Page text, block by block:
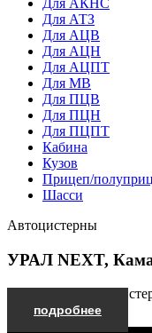
Для АТЗ
Для АЦВ
Для АЦН
Для АЦПТ
Для МВ
Для ПЦВ
Для ПЦН
Для ПЦПТ
Кабина
Кузов
Прицеп/
Шасси
Автоцистерны
УРАЛ NEXT,
Производим
подробнее